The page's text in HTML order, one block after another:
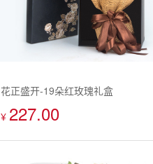
花正盛开-19朵红玫瑰礼盒
¥ 227.00